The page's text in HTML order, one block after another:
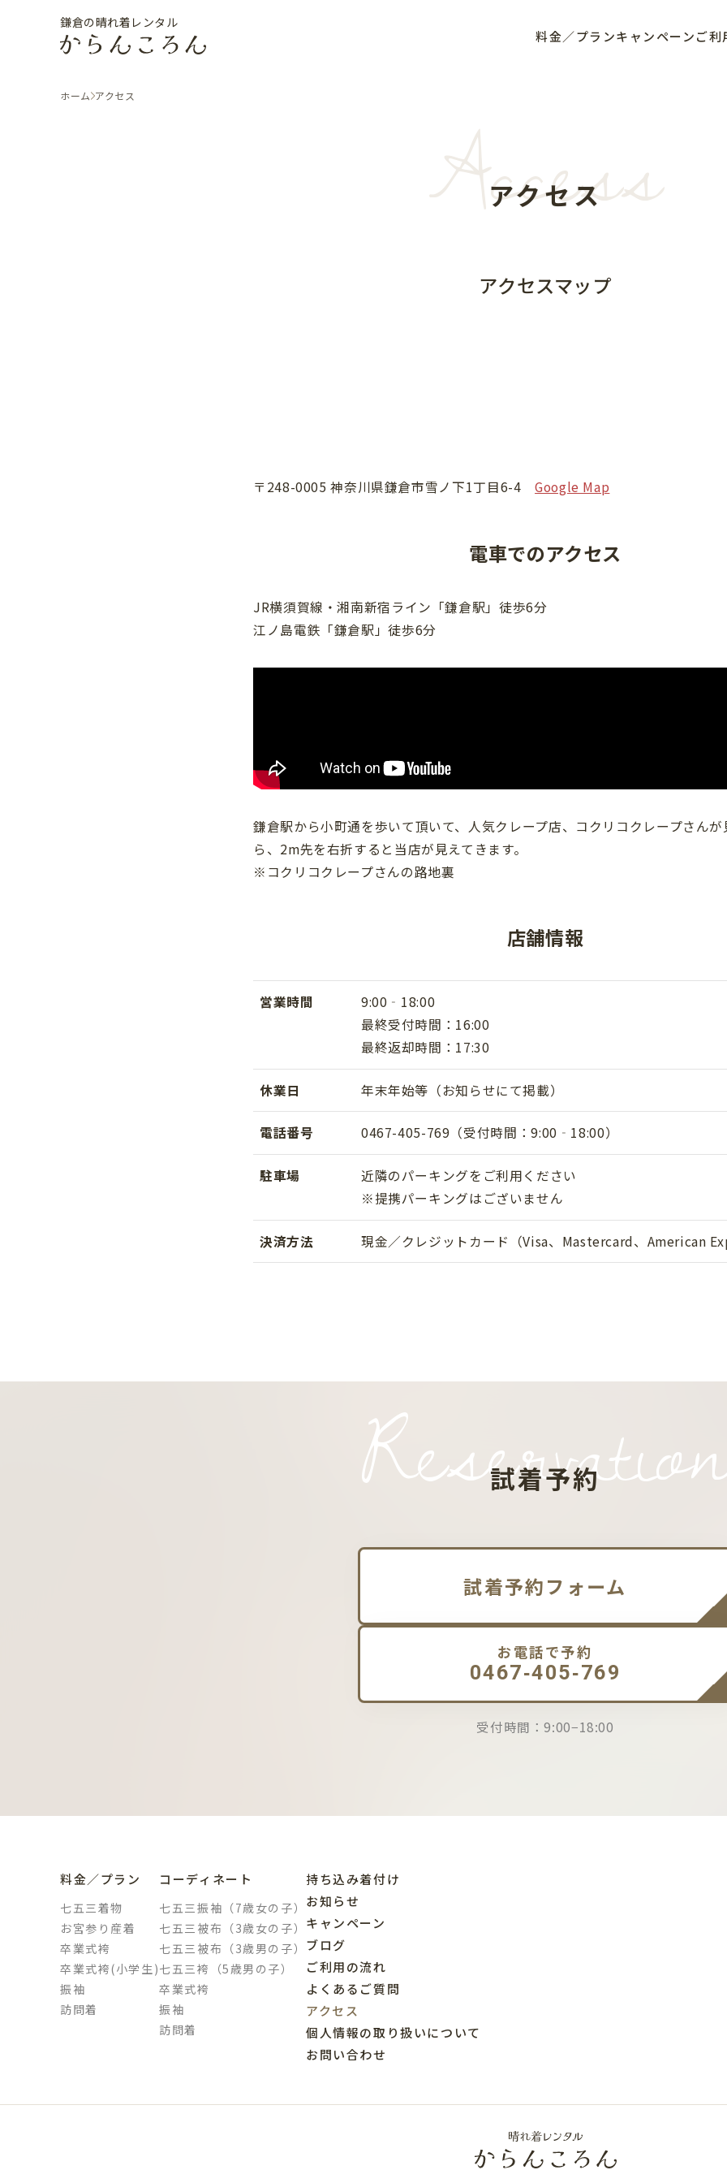
鎌倉の晴れ着レンタル
料金／プランキャンペーンご利
ホーム アクセス Access
アクセス
アクセスマップ
〒248-0005 神奈川県鎌倉市雪ノ下1丁目6-4Google Map
電車でのアクセス
JR横須賀線・湘南新宿ライン「鎌倉駅」徒歩6分
江ノ島電鉄「鎌倉駅」徒歩6分
鎌倉駅から小町通を歩いて頂いて、人気クレープ店、コクリコクレープさんが
ら、2m先を右折すると当店が見えてきます。
※コクリコクレープさんの路地裏
店舗情報
営業時間
9:00‐18:00
最終受付時間：16:00
最終返却時間：17:30
休業日 年末年始等（お知らせにて掲載）
電話番号 0467-405-769（受付時間：9:00‐18:00）
駐車場
近隣のパーキングをご利用ください
※提携パーキングはございません
決済方法 現金／クレジットカード（Visa、Mastercard、American
試着予約
試着予約フォーム
お電話で予約
0467-405-769
受付時間：9:00−18:00
料金／プラン
七五三着物
お宮参り産着
卒業式袴
卒業式袴(小学生)
振袖
訪問着
コーディネート
七五三振袖（7歳女の子）
七五三被布（3歳女の子）
七五三被布（3歳男の子）
七五三袴（5歳男の子）
卒業式袴
振袖
訪問着
持ち込み着付け
お知らせ
キャンペーン
ブログ
ご利用の流れ
よくあるご質問
アクセス
個人情報の取り扱いについて
お問い合わせ